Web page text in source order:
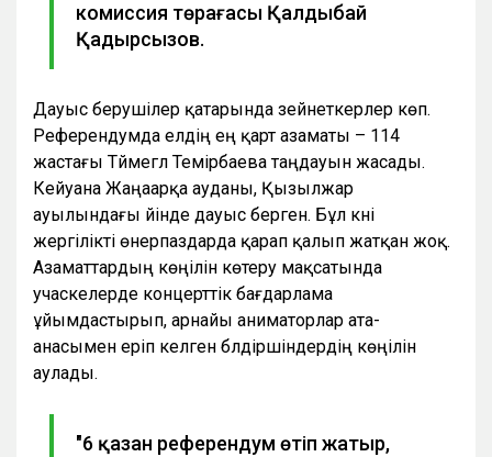
комиссия төрағасы Қалдыбай
Қадырсызов.
Дауыс берушілер қатарында зейнеткерлер көп.
Референдумда елдің ең қарт азаматы – 114
жастағы Түймегүл Темірбаева таңдауын жасады.
Кейуана Жаңаарқа ауданы, Қызылжар
ауылындағы үйінде дауыс берген. Бұл күні
жергілікті өнерпаздарда қарап қалып жатқан жоқ.
Азаматтардың көңілін көтеру мақсатында
учаскелерде концерттік бағдарлама
ұйымдастырып, арнайы аниматорлар ата-
анасымен еріп келген бүлдіршіндердің көңілін
аулады.
"6 қазан референдум өтіп жатыр,